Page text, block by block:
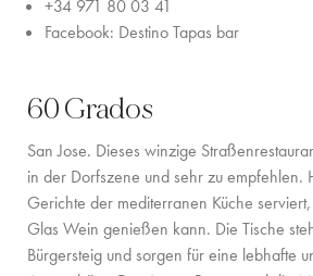
BUCHUNGSBEDINGUNGEN
KONTAKT
+34 971 80 03 41
Facebook: Destino Tapas bar
60 Grados
San Jose. Dieses winzige
in der Dorfszene und sehr zu empfehlen.
Gerichte der mediterranen Küche
Glas Wein genießen kann. Die Tische
Bürgersteig und sorgen für eine lebhafte